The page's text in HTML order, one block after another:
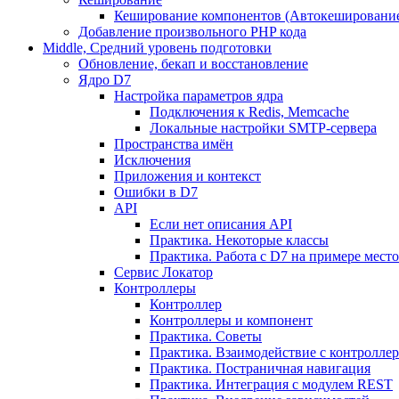
Кеширование компонентов
Добавление произвольного PHP кода
Middle, Средний уровень подготовки
Обновление, бекап и восстановление
Ядро D7
Настройка параметров ядра
Подключения к Redis, Memcache
Локальные настройки SMTP-сервера
Пространства имён
Исключения
Приложения и контекст
Ошибки в D7
API
Если нет описания API
Практика. Некоторые классы
Практика. Работа с D7 на примере
Сервис Локатор
Контроллеры
Контроллер
Контроллеры и компонент
Практика. Советы
Практика. Взаимодействие с
Практика. Постраничная навигация
Практика. Интеграция с модулем REST